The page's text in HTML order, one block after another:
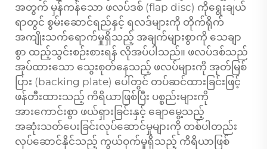
အတွက် မှန်ကန်သော ဖလပ်ဒစ် (flap disc) ကိုရွေးချယ်
ရာတွင် စွမ်းဆောင်ရည်နှင့် ရလဒ်များကို တိုက်ရိုက်
အကျိုးသက်ရောက်မှုရှိသည့် အချက်များစွာကို သေချာ
စွာ ထည့်သွင်းစဉ်းစားရန် လိုအပ်ပါသည်။ ဖလပ်ဒစ်သည်
အုပ်ထားသော သွေးစုတ်နေသည့် ဖလပ်များကို အုတ်မြစ်
ပြား (backing plate) ပေါ်တွင် တပ်ဆင်ထားခြင်းဖြင့်
ဖန်တီးထားသည့် ကိရိယာဖြစ်ပြီး ပစ္စည်းများကို
အားကောင်းစွာ ဖယ်ရှားခြင်းနှင့် ချောမွေ့သည့်
အဆုံးသတ်ပေးခြင်းလုပ်ဆောင်မှုများကို တစ်ပါတည်း
လုပ်ဆောင်နိုင်သည့် ကွယ်ဝှက်မှုရှိသည့် ကိရိယာဖြစ်